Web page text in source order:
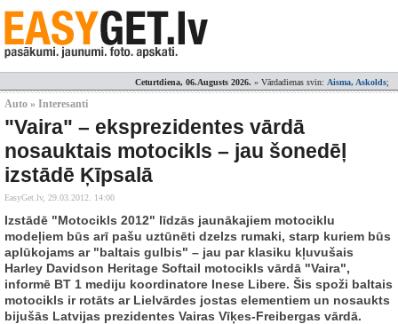
Ceturtdiena, 06.Augusts 2026. » Vārdadienas svin: Aisma, Askolds;
Auto » Interesanti
"Vaira" – eksprezidentes vārdā
nosauktais motocikls – jau šonedēļ
izstādē Ķīpsalā
EasyGet.lv, 29.03.2012. 14:00
Izstādē "Motocikls 2012" līdzās jaunākajiem motociklu
modeļiem būs arī pašu uztūnēti dzelzs rumaki, starp kuriem būs
aplūkojams ar "baltais gulbis" – jau par klasiku kļuvušais
Harley Davidson Heritage Softail motocikls vārdā "Vaira",
informē BT 1 mediju koordinatore Inese Libere. Šis spoži baltais
motocikls ir rotāts ar Lielvārdes jostas elementiem un nosaukts
bijušās Latvijas prezidentes Vairas Vīķes-Freibergas vārdā.